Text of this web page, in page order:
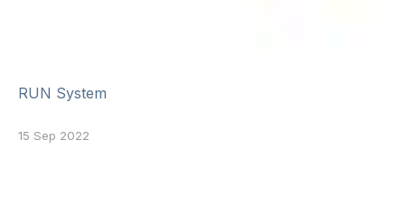
RUN System
15 Sep 2022